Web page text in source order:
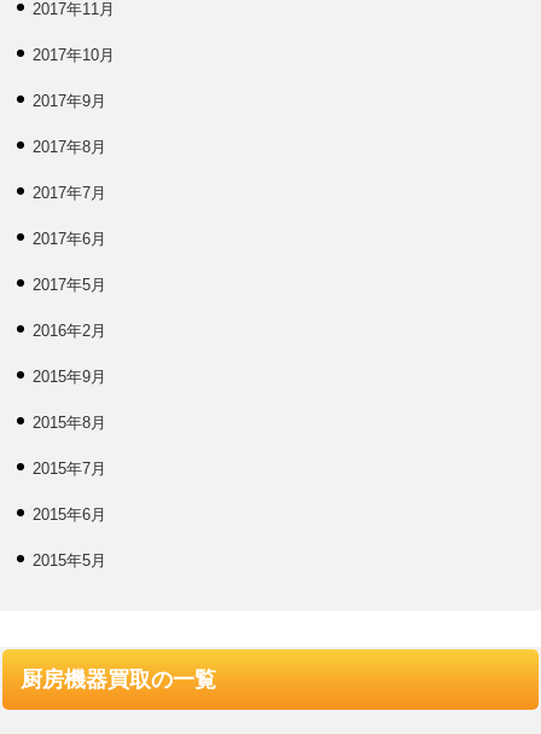
2017年11月
2017年10月
2017年9月
2017年8月
2017年7月
2017年6月
2017年5月
2016年2月
2015年9月
2015年8月
2015年7月
2015年6月
2015年5月
厨房機器買取の一覧